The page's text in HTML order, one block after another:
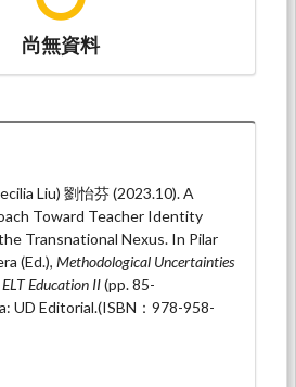
尚無資料
Liu) 劉怡芬 (2023.10). A
Toward Teacher Identity
Transnational Nexus. In Pilar
(Ed.), Methodological Uncertainties
Education II(pp. 85-
UD Editorial.(ISBN：978-958-